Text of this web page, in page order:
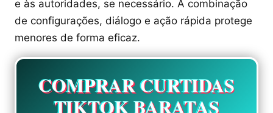
e às autoridades, se necessário. A combinação
de configurações, diálogo e ação rápida protege
menores de forma eficaz.
COMPRAR CURTIDAS
TIKTOK BARATAS